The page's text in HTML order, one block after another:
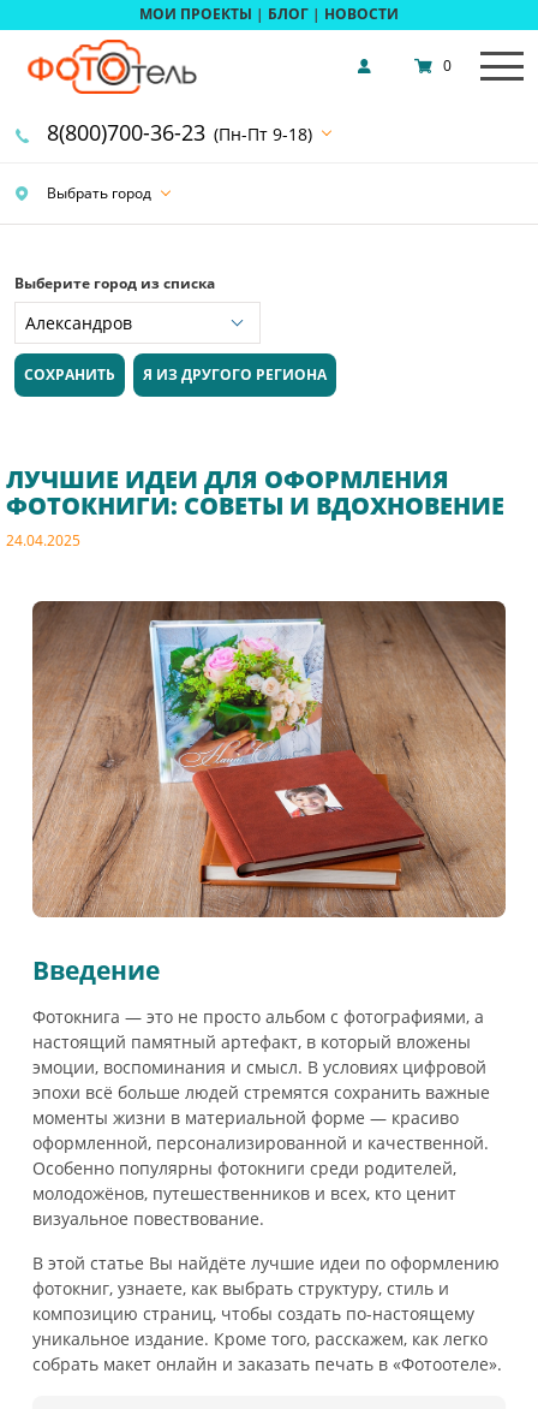
МОИ ПРОЕКТЫ | БЛОГ | НОВОСТИ
Выбрать город
8(800)700-36-23 (Пн-Пт 9-18)
0
Выберите город из списка
СОХРАНИТЬ Я ИЗ ДРУГОГО РЕГИОНА
ЛУЧШИЕ ИДЕИ ДЛЯ ОФОРМЛЕНИЯ
ФОТОКНИГИ: СОВЕТЫ И ВДОХНОВЕНИЕ
24.04.2025
Введение
Фотокнига — это не просто альбом с фотографиями, а
настоящий памятный артефакт, в который вложены
эмоции, воспоминания и смысл. В условиях цифровой
эпохи всё больше людей стремятся сохранить важные
моменты жизни в материальной форме — красиво
оформленной, персонализированной и качественной.
Особенно популярны фотокниги среди родителей,
молодожёнов, путешественников и всех, кто ценит
визуальное повествование.
В этой статье Вы найдёте лучшие идеи по оформлению
фотокниг, узнаете, как выбрать структуру, стиль и
композицию страниц, чтобы создать по-настоящему
уникальное издание. Кроме того, расскажем, как легко
собрать макет онлайн и заказать печать в «Фотоотеле».